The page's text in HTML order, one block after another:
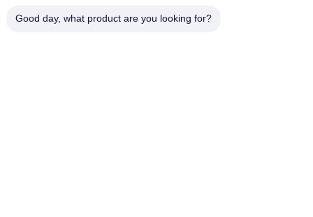
SKONTAKTUJ SIĘ Z NAMI
Good day, what product are you looking for?